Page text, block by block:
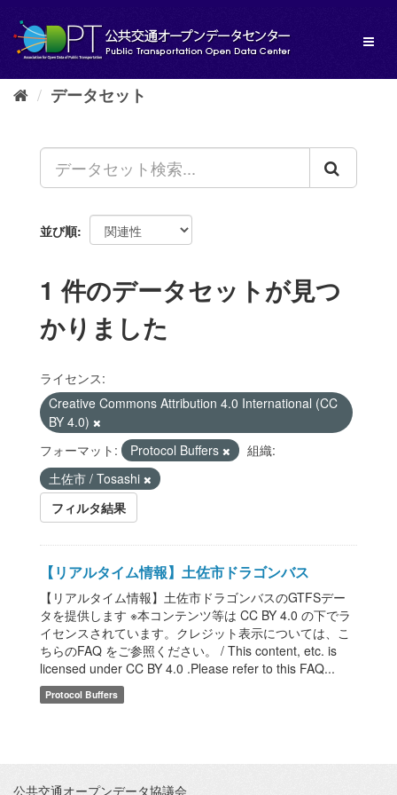
し
データセット
並び順
1 件のデータセットが見つ
かりました
ライセンス:
Creative Commons Attribution 4.0 International (CC
BY 4.0)
フォーマット:
Protocol Buffers
組織:
土佐市 / Tosashi
フィルタ結果
【リアルタイム情報】土佐市ドラゴンバス
【リアルタイム情報】土佐市ドラゴンバスのGTFSデー
タを提供します ※本コンテンツ等は CC BY 4.0 の下でラ
イセンスされています。クレジット表示については、こ
ちらのFAQ をご参照ください。 / This content, etc. is
licensed under CC BY 4.0 .Please refer to this FAQ...
Protocol Buffers
公共交通オープンデータ協議会